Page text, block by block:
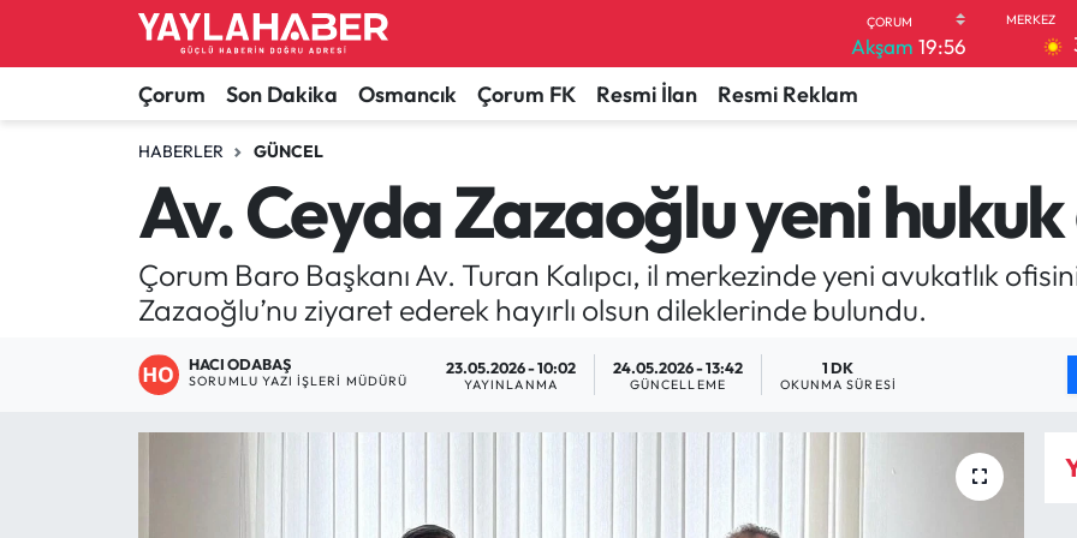
Akşam 19:56
Çorum Son Dakika Osmancık Çorum FK Resmi İlan Resmi Reklam
HABERLER GÜNCEL
Av. Ceyda Zazaoğlu yeni
Çorum Baro Başkanı Av. Turan Kalıpcı, il merkezinde yeni avukatlık
Zazaoğlu’nu ziyaret ederek hayırlı olsun dileklerinde bulundu.
HACI ODABAŞ
SORUMLU YAZI İŞLERI MÜDÜRÜ
23.05.2026 - 10:02
YAYINLANMA
24.05.2026 - 13:42
GÜNCELLEME
1 DK
OKUNMA SÜRESI
Alaca Haberleri
Bayat Haberleri
Bilgi - Keşfet Haberleri
Bilim ve Teknoloji
Boğazkale Haberleri
Çorum Haberleri
Çorum Nöbetçi Eczaneler
Çorum Hava Durumu
Çorum Namaz Vakitleri
Çorum Trafik Yoğunluk Haritası
TFF 1.Lig Puan Durumu ve Fikstür
Tüm Manşetler